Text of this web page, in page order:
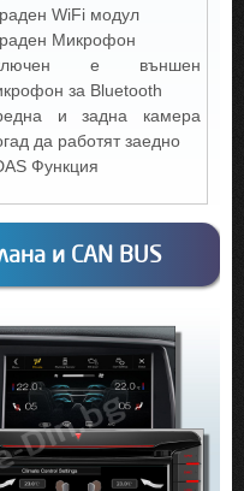
WiFi модул
Микрофон
е външен
за Bluetooth
и задна камера
да работят заедно
Функция
и CAN BUS